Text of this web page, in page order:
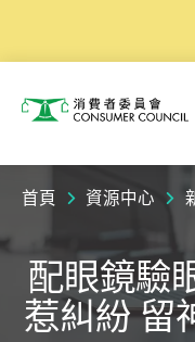
消費者委員會
首頁 資源中心
配眼鏡驗
惹糾紛 留